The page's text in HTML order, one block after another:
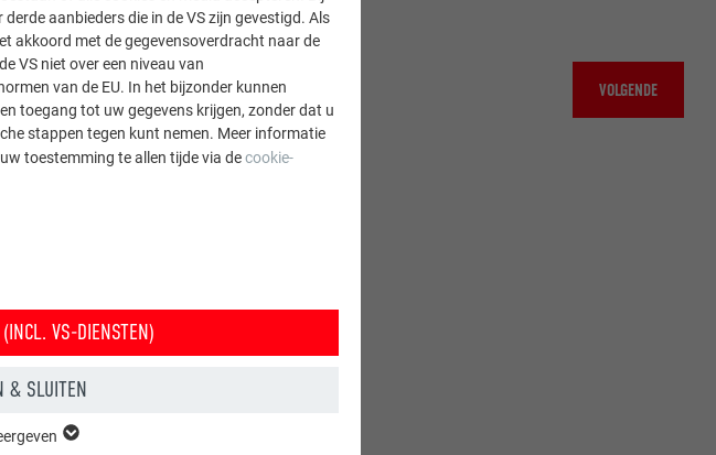
VOLGENDE
aanbieders die in de VS zijn gevestigd. Als
akkoord met de gegevensoverdracht naar de
VS niet over een niveau van
van de EU. In het bijzonder kunnen
toegang tot uw gegevens krijgen, zonder dat u
stappen tegen kunt nemen. Meer informatie
toestemming te allen tijde via decookie-
VS-DIENSTEN)
& SLUITEN